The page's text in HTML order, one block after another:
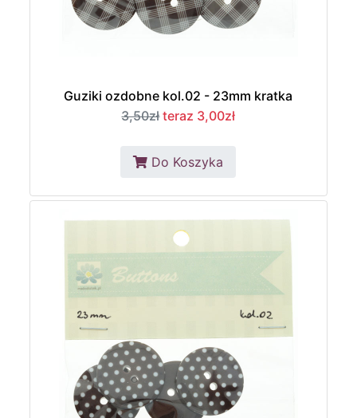
Guziki ozdobne kol.02 - 23mm kratka
3,50zł teraz 3,00zł
Do Koszyka